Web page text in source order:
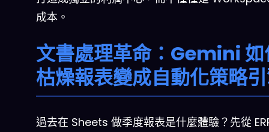
成本。
文書處理革命：Gemini 如
枯燥報表變成自動化策略
過去在 Sheets 做季度報表是什麼體驗？先從